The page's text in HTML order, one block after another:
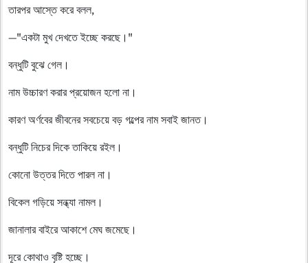
তারপর আস্তে করে বলল,
—"একটা মুখ দেখতে ইচ্ছে করছে।"
বন্ধুটি বুঝে গেল।
নাম উচ্চারণ করার প্রয়োজন হলো না।
কারণ অর্ণবের জীবনের সবচেয়ে বড় গল্পের নাম সবাই জানত।
বন্ধুটি নিচের দিকে তাকিয়ে রইল।
কোনো উত্তর দিতে পারল না।
বিকেল গড়িয়ে সন্ধ্যা নামল।
জানালার বাইরে আকাশে মেঘ জমেছে।
দূরে কোথাও বৃষ্টি হচ্ছে।